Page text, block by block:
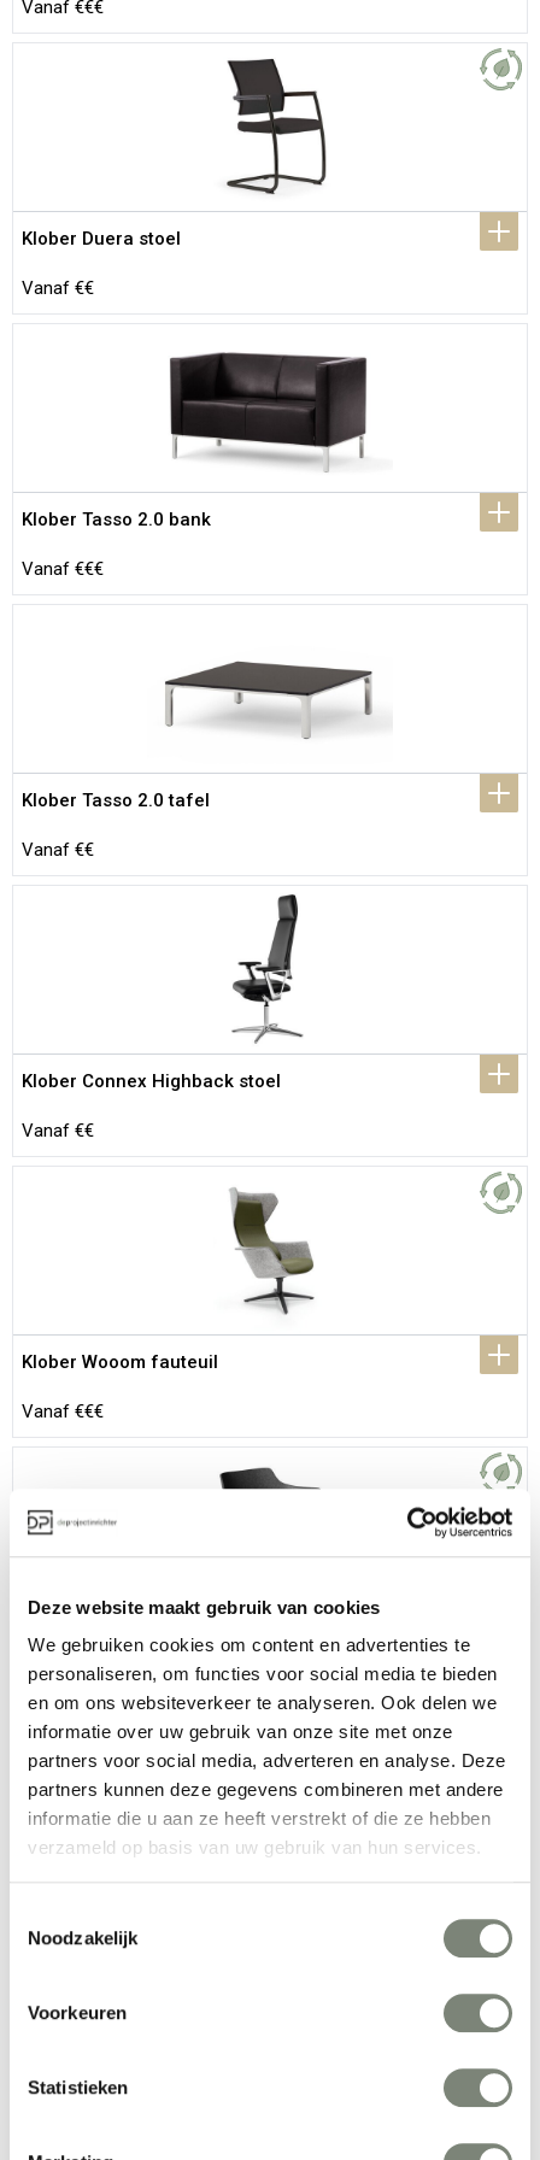
Deze website maakt gebruik van cookies
We gebruiken cookies om content en advertenties te
personaliseren, om functies voor social media te bieden
en om ons websiteverkeer te analyseren. Ook delen we
informatie over uw gebruik van onze site met onze
partners voor social media, adverteren en analyse. Deze
partners kunnen deze gegevens combineren met andere
informatie die u aan ze heeft verstrekt of die ze hebben
verzameld op basis van uw gebruik van hun services.
Noodzakelijk
Voorkeuren
Statistieken
Vanaf €€€
Klober Duera stoel
Vanaf €€
Klober Tasso 2.0 bank
Vanaf €€€
Klober Tasso 2.0 tafel
Vanaf €€
Klober Connex Highback stoel
Vanaf €€
Klober Wooom fauteuil
Vanaf €€€
Klober Wooom stoel
1 / 1
Bij het ontwerpen van Klöber bureaustoelen, directiefauteuils,
internationaal opererende producten van hoogwaardig,
deskundig op het gebied van vormgeving en optimaal zitcomfort.